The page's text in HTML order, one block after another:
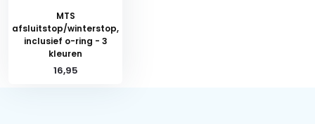
MTS
afsluitstop/winterstop,
inclusief o-ring - 3
kleuren
16,95